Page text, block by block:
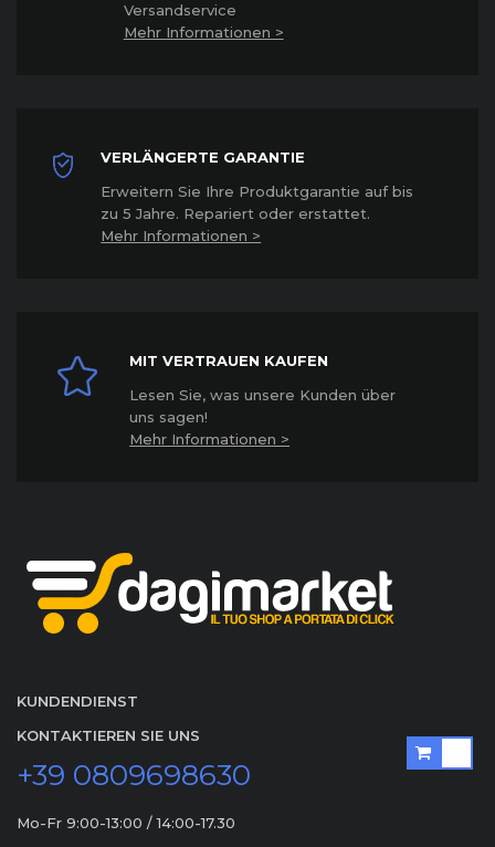
Versandservice
Mehr Informationen >
VERLÄNGERTE GARANTIE
Erweitern Sie Ihre Produktgarantie auf bis
zu 5 Jahre. Repariert oder erstattet.
Mehr Informationen >
MIT VERTRAUEN KAUFEN
Lesen Sie, was unsere Kunden über
uns sagen!
Mehr Informationen >
KUNDENDIENST
KONTAKTIEREN SIE UNS
+39 0809698630
Mo-Fr 9:00-13:00 / 14:00-17.30